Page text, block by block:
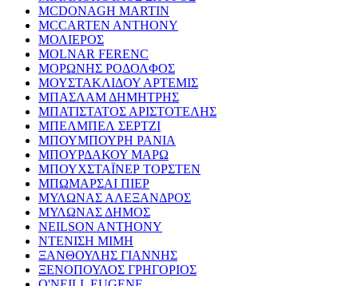
MCDONAGH MARTIN
MCCARTEN ANTHONY
ΜΟΛΙΕΡΟΣ
MOLNAR FERENC
ΜΟΡΩΝΗΣ ΡΟΔΟΛΦΟΣ
ΜΟΥΣΤΑΚΛΙΔΟΥ ΑΡΤΕΜΙΣ
ΜΠΑΣΛΑΜ ΔΗΜΗΤΡΗΣ
ΜΠΑΤΙΣΤΑΤΟΣ ΑΡΙΣΤΟΤΕΛΗΣ
ΜΠΕΛΜΠΕΛ ΣΕΡΤΖΙ
ΜΠΟΥΜΠΟΥΡΗ ΡΑΝΙΑ
ΜΠΟΥΡΔΑΚΟΥ ΜΑΡΩ
ΜΠΟΥΧΣΤΑΪΝΕΡ ΤΟΡΣΤΕΝ
ΜΠΩΜΑΡΣΑΙ ΠΙΕΡ
ΜΥΛΩΝΑΣ ΑΛΕΞΑΝΔΡΟΣ
ΜΥΛΩΝΑΣ ΔΗΜΟΣ
NEILSON ANTHONY
ΝΤΕΝΙΣΗ ΜΙΜΗ
ΞΑΝΘΟΥΛΗΣ ΓΙΑΝΝΗΣ
ΞΕΝΟΠΟΥΛΟΣ ΓΡΗΓΟΡΙΟΣ